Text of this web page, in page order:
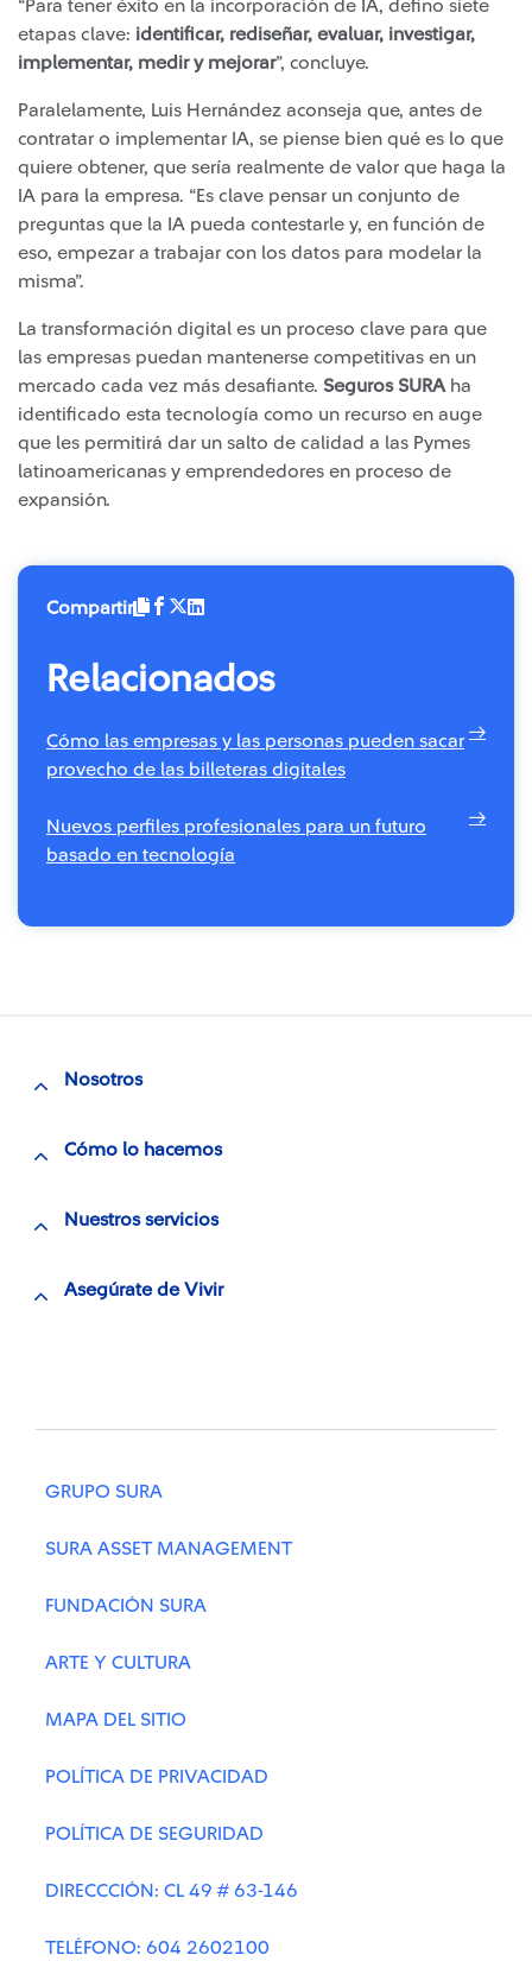
“Para tener éxito en la incorporación de IA, defino siete
etapas clave: identificar, rediseñar, evaluar, investigar,
implementar, medir y mejorar”, concluye.
Paralelamente, Luis Hernández aconseja que, antes de
contratar o implementar IA, se piense bien qué es lo que
quiere obtener, que sería realmente de valor que haga la
IA para la empresa. “Es clave pensar un conjunto de
preguntas que la IA pueda contestarle y, en función de
eso, empezar a trabajar con los datos para modelar la
misma”.
La transformación digital es un proceso clave para que
las empresas puedan mantenerse competitivas en un
mercado cada vez más desafiante. Seguros SURA ha
identificado esta tecnología como un recurso en auge
que les permitirá dar un salto de calidad a las Pymes
latinoamericanas y emprendedores en proceso de
expansión.
Compartir
Relacionados
Cómo las empresas y las personas pueden sacar
provecho de las billeteras digitales
Nuevos perfiles profesionales para un futuro
basado en tecnología
Nosotros
Cómo lo hacemos
Nuestros servicios
Asegúrate de Vivir
GRUPO SURA
SURA ASSET MANAGEMENT
FUNDACIÓN SURA
ARTE Y CULTURA
MAPA DEL SITIO
POLÍTICA DE PRIVACIDAD
POLÍTICA DE SEGURIDAD
DIRECCCIÓN: CL 49 # 63-146
TELÉFONO: 604 2602100